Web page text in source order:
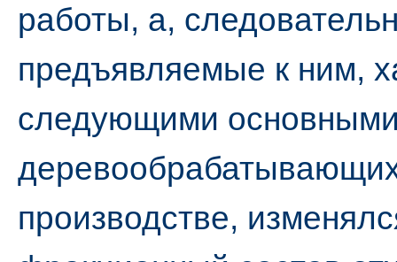
работы, а,
предъявляемые к ним,
следующими
производстве,